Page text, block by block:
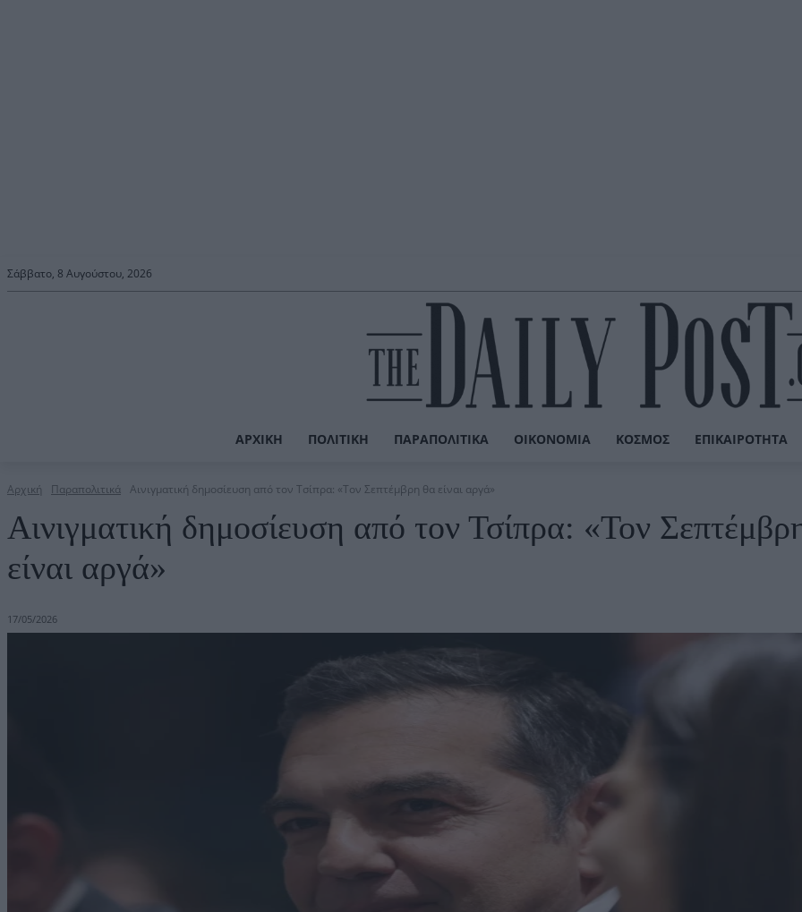
Σάββατο, 8 Αυγούστου, 2026
ΑΡΧΙΚΉ ΠΟΛΙΤΙΚΉ ΠΑΡΑΠΟΛΙΤΙΚΆ ΟΙΚΟΝΟΜΊΑ ΚΌΣΜΟΣ ΕΠΙΚΑΙΡΌΤΗΤΑ
Αρχική Παραπολιτικά Αινιγματική δημοσίευση από τον Τσίπρα: «Τον Σεπτέμβρη θα είναι αργά»
Αινιγματική δημοσίευση από τον Τσίπρα: «Τον
είναι αργά»
17/05/2026